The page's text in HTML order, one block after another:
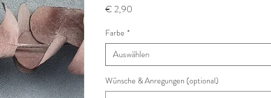
€ 2,90
Farbe *
Auswählen
Wünsche & Anregungen (optional)